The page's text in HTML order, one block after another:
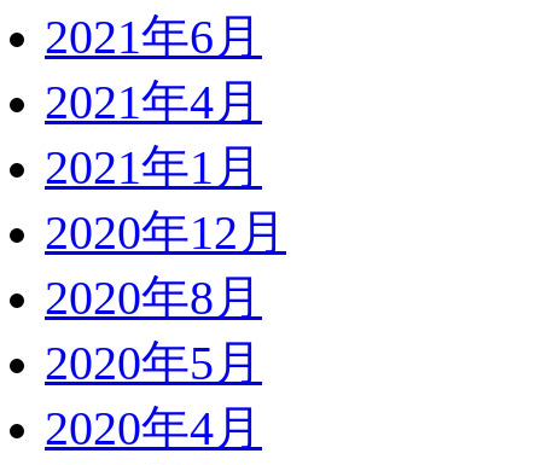
2021年6月
2021年4月
2021年1月
2020年12月
2020年8月
2020年5月
2020年4月